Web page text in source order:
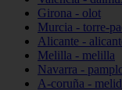
Girona - olot
Murcia - torre-
Alicante -
Melilla - melilla
Navarra -
A-coruña -